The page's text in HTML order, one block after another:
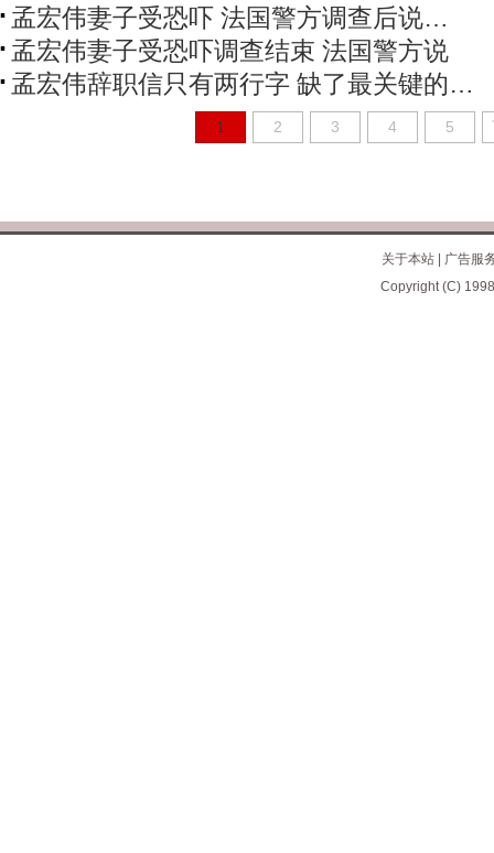
孟宏伟妻子受恐吓 法国警方调查后说…
孟宏伟妻子受恐吓调查结束 法国警方说
孟宏伟辞职信只有两行字 缺了最关键的…
1 2 3 4 5
关于本站|
广告服
Copyright (C)